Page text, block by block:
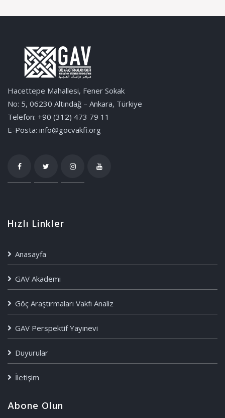
Hacettepe Mahallesi, Fener Sokak
No: 5, 06230 Altındağ – Ankara, Türkiye
Telefon: +90 (312) 473 79 11
E-Posta: info@gocvakfi.org
Hızlı Linkler
Anasayfa
GAV Akademi
Göç Araştırmaları Vakfı Analiz
GAV Perspektif Yayınevi
Duyurular
İletişim
Abone Olun